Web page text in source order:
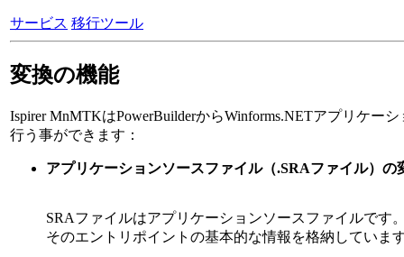
サービス 移行ツール
変換の機能
Ispirer MnMTKはPowerBuilderからWinforms.NETアプリケー
行う事ができます：
アプリケーションソースファイル（.SRAファイル）の
SRAファイルはアプリケーションソースファイルです
そのエントリポイントの基本的な情報を格納していま